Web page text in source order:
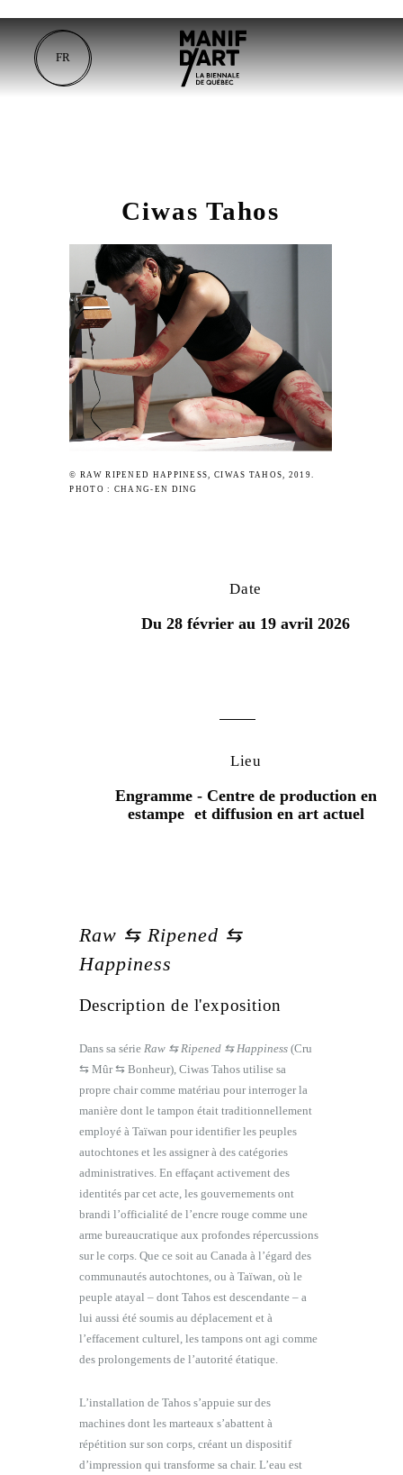
FR
Ciwas Tahos
© RAW RIPENED HAPPINESS, CIWAS TAHOS, 2019.
PHOTO : CHANG-EN DING
Date
Du 28 février au 19 avril 2026
Lieu
Engramme - Centre de production en
estampe et diffusion en art actuel
Raw ⇆Ripened ⇆
Happiness
Description de l'exposition
Dans sa série Raw ⇆ Ripened ⇆ Happiness(Cru
⇆ Mûr ⇆ Bonheur), Ciwas Tahos utilise sa
propre chair comme matériau pour interroger la
manière dont le tampon était traditionnellement
employé à Taïwan pour identifier les peuples
autochtones et les assigner à des catégories
administratives. En effaçant activement des
identités par cet acte, les gouvernements ont
brandi l’officialité de l’encre rouge comme une
arme bureaucratique aux profondes répercussions
sur le corps. Que ce soit au Canada à l’égard des
communautés autochtones, ou à Taïwan, où le
peuple atayal – dont Tahos est descendante – a
lui aussi été soumis au déplacement et à
l’effacement culturel, les tampons ont agi comme
des prolongements de l’autorité étatique.
L’installation de Tahos s’appuie sur des
machines dont les marteaux s’abattent à
répétition sur son corps, créant un dispositif
d’impression qui transforme sa chair. L’eau est